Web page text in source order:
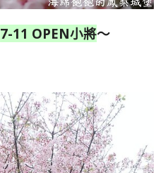
7-11 OPEN小將～